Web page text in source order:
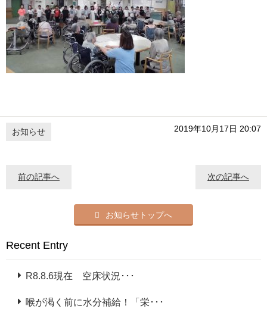
お知らせ 2019年10月17日 20:07
前の記事へ 次の記事へ
お知らせトップへ
Recent Entry
R8.8.6現在 空床状況･･･
喉が渇く前に水分補給！「栄･･･